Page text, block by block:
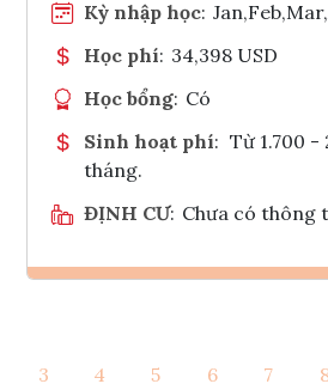
Kỳ nhập học:
Học phí: 34,398 USD
Học bổng: Có
Sinh hoạt phí: Từ 1.700 -
tháng.
ĐỊNH CƯ: Chưa có thông
Tham
3 4 5 6 7